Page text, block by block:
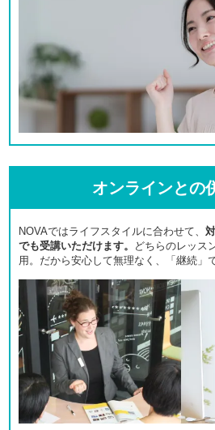
オンラインとの
NOVAではライフスタイルに合わせて、
でも受講いただけます。
どちらのレッス
用。だから安心して無理なく、「継続」